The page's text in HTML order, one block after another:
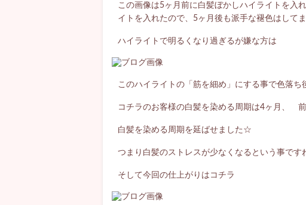
この画像は5ヶ月前に白髪ぼかしハイライトを
イトを入れたので、5ヶ月後も派手な褪色はしてま
ハイライトで明るくなり過ぎるが嫌な方は
このハイライトの「筋を細め」にする事で色落ち
コチラのお客様の白髪を染める周期は4ヶ月、
白髪を染める周期を延ばせました☆
つまり白髪のストレスが少なくなるという事です
そして今回の仕上がりはコチラ